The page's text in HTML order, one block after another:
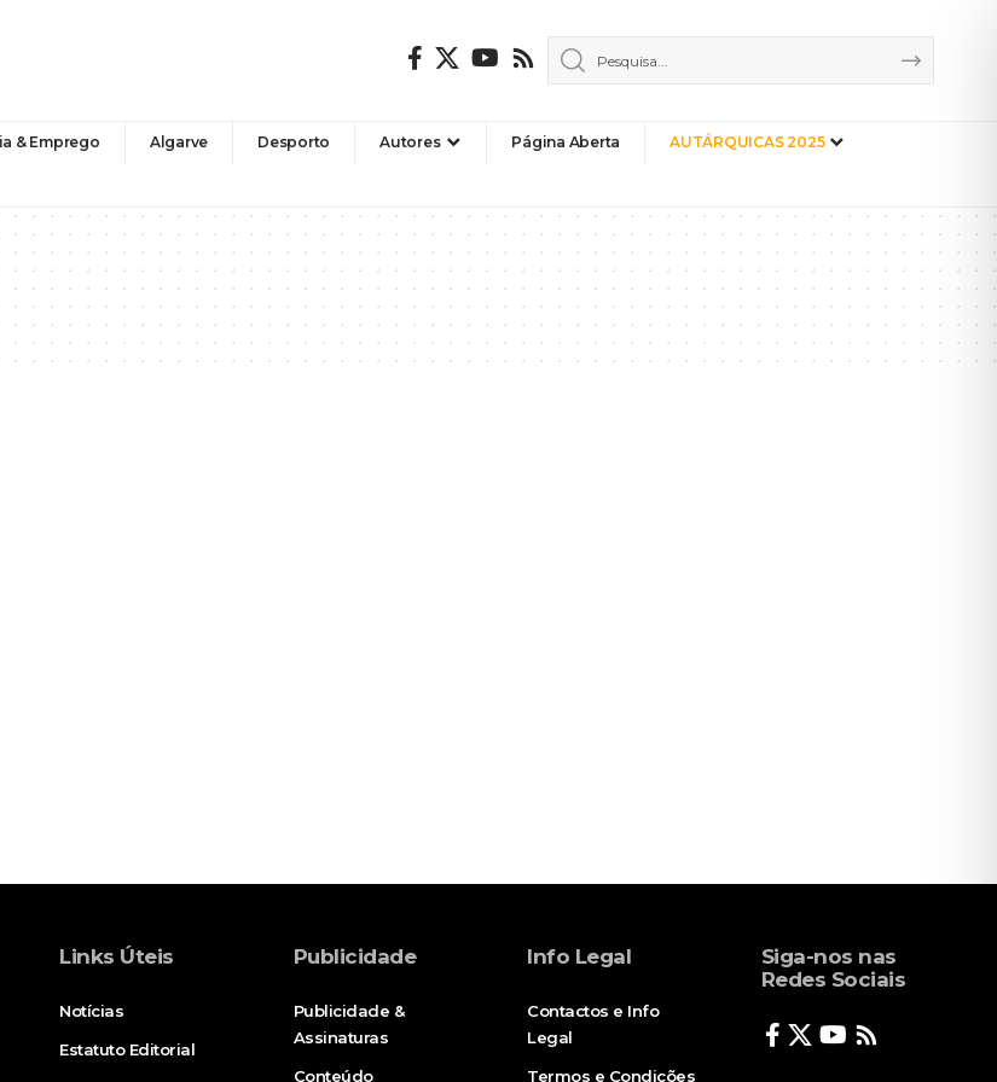
& Emprego Algarve Desporto Autores Página Aberta AUTÁRQUICAS 2025
Links Úteis
Notícias
Estatuto Editorial
Publicidade
Publicidade &
Assinaturas
Conteúdo
Info Legal
Contactos e Info
Legal
Termos e Condições
Siga-nos nas
Redes Sociais